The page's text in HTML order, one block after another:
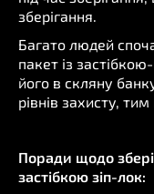
зберігання.
Багато людей
пакет із
його в скляну
рівнів захисту,
Поради щодо
застібкою зіп-лок: